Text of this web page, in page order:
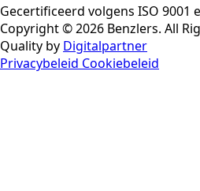
Gecertificeerd volgens ISO 9001
Copyright © 2026 Benzlers. All
Quality by Digitalpartner
Privacybeleid Cookiebeleid